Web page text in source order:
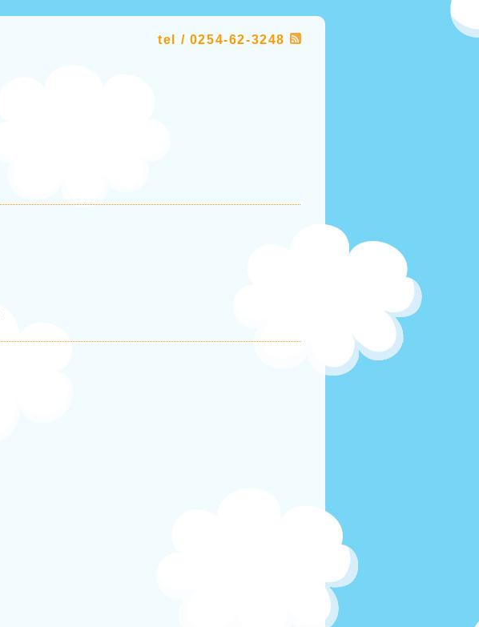
tel / 0254-62-3248